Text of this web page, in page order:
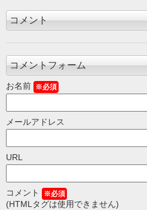
コメント
コメントフォーム
お名前 ※必須
メールアドレス
URL
コメント ※必須
(HTMLタグは使用できません)